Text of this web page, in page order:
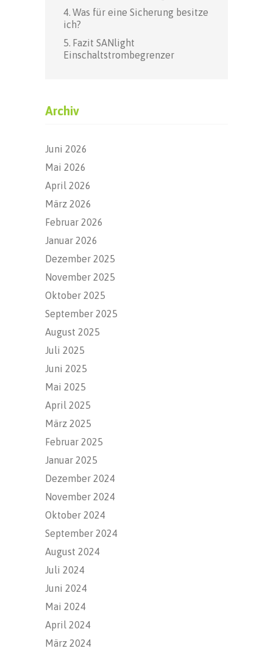
Was für eine Sicherung besitze
ich?
Fazit SANlight
Einschaltstrombegrenzer
Archiv
Juni 2026
Mai 2026
April 2026
März 2026
Februar 2026
Januar 2026
Dezember 2025
November 2025
Oktober 2025
September 2025
August 2025
Juli 2025
Juni 2025
Mai 2025
April 2025
März 2025
Februar 2025
Januar 2025
Dezember 2024
November 2024
Oktober 2024
September 2024
August 2024
Juli 2024
Juni 2024
Mai 2024
April 2024
März 2024